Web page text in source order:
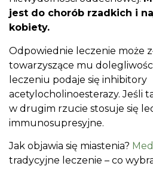
jest do chorób rzadkich i
kobiety.
Odpowiednie leczenie może
towarzyszące mu
leczeniu podaje się inhibitory
acetylocholinoesterazy. Jeśli
w drugim rzucie stosuje się
immunosupresyjne.
Jak objawia się miastenia?
tradycyjne leczenie – co